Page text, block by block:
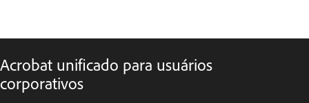
Acrobat unificado para usuários
corporativos